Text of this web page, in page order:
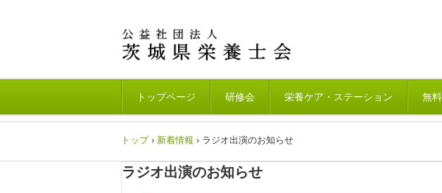
トップページ 研修会 栄養ケア・ステーション 無
トップ › 新着情報 › ラジオ出演のお知らせ
ラジオ出演のお知らせ